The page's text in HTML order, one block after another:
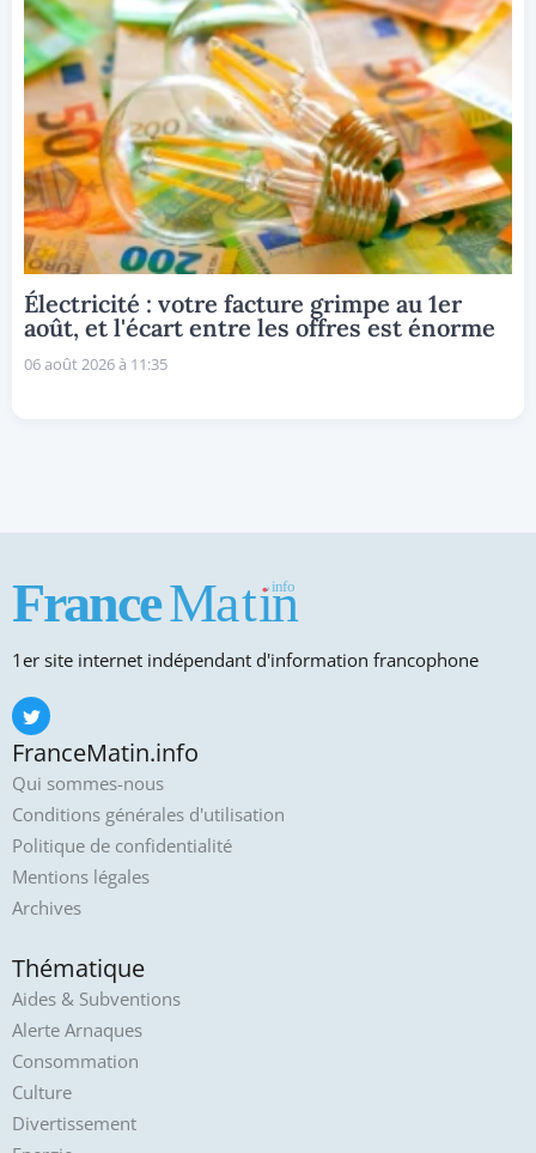
Électricité : votre facture grimpe au 1er
août, et l'écart entre les offres est énorme
06 août 2026 à 11:35
1er site internet indépendant d'information francophone
FranceMatin.info
Qui sommes-nous
Conditions générales d'utilisation
Politique de confidentialité
Mentions légales
Archives
Thématique
Aides & Subventions
Alerte Arnaques
Consommation
Culture
Divertissement